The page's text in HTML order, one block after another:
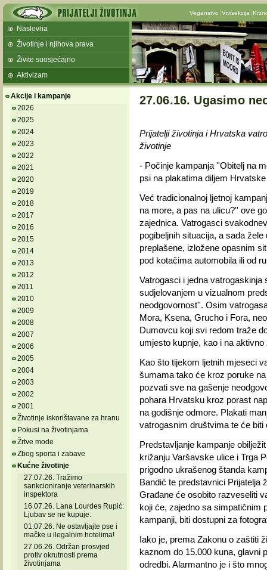
Veganstvo Vivisekcija
Naslovna
Životinje i njihova prava
Živite suosjećajno
Aktivizam
Akcije i kampanje
2026
2025
2024
2023
2022
2021
2020
2019
2018
2017
2016
2015
2014
2013
2012
2011
2010
2009
2008
2007
2006
2005
2004
2003
2002
2001
Životinje iskorištavane za hranu
Pokusi na životinjama
Žrtve mode
Zbog sporta i zabave
Kućne životinje
27.07.26. Tražimo
sankcioniranje veterinarskih
inspektora
16.07.26. Lana Lourdes Rupić:
Ljubav se ne kupuje.
01.07.26. Ne ostavljajte pse i
mačke u ilegalnim hotelima!
27.06.26. Održan prosvjed
protiv okrutnosti prema
životinjama
27.06.16. Ugasimo
Prijatelji životinja i Hrvatska
životinje
- Počinje kampanja ''Obitelj na
psi na plakatima diljem Hrvatske
Već tradicionalnoj ljetnoj
na more, a pas na ulicu?'' ove
zajednica. Vatrogasci
pogibeljnih situacija, a sada
preplašene, izložene opasnim
pod kotačima automobila ili od
Vatrogasci i jedna
sudjelovanjem u vizualnom
neodgovornost''. Osim
Mora, Ksena, Grucho i Fora,
Dumovcu koji svi redom traže
umjesto kupnje, kao i na
Kao što tijekom ljetnih mjeseci
šumama tako će kroz poruke
pozvati sve na gašenje
pohara Hrvatsku kroz porast
na godišnje odmore. Plakati
vatrogasnim društvima te će
Predstavljanje kampanje
križanju Varšavske ulice i Trga
prigodno ukrašenog štanda
Bandić te predstavnici Prijatelja
Građane će osobito razveseliti
koji će, zajedno sa simpatičnim
kampanji, biti dostupni za
Iako je, prema Zakonu o zaštiti
kaznom do 15.000 kuna, glavni
odredbi. Alarmantno je i što